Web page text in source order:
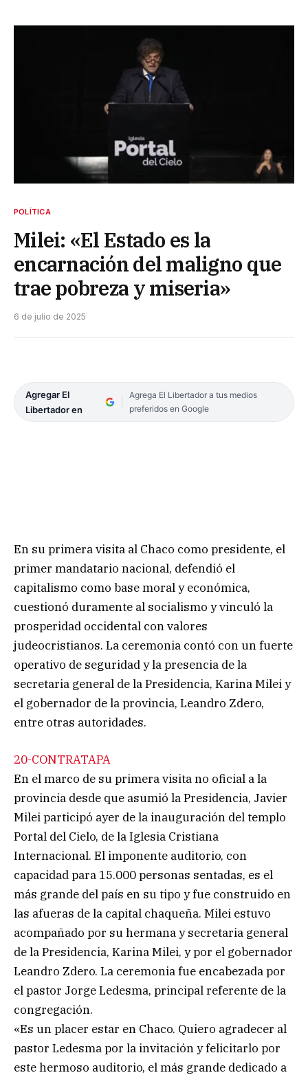
POLÍTICA
Milei: «El Estado es la
encarnación del maligno que
trae pobreza y miseria»
6 de julio de 2025
Agregar El
Libertador en
Agrega El Libertador a tus medios
preferidos en Google
En su primera visita al Chaco como presidente, el
primer mandatario nacional, defendió el
capitalismo como base moral y económica,
cuestionó duramente al socialismo y vinculó la
prosperidad occidental con valores
judeocristianos. La ceremonia contó con un fuerte
operativo de seguridad y la presencia de la
secretaria general de la Presidencia, Karina Milei y
el gobernador de la provincia, Leandro Zdero,
entre otras autoridades.
20-CONTRATAPA
En el marco de su primera visita no oficial a la
provincia desde que asumió la Presidencia, Javier
Milei participó ayer de la inauguración del templo
Portal del Cielo, de la Iglesia Cristiana
Internacional. El imponente auditorio, con
capacidad para 15.000 personas sentadas, es el
más grande del país en su tipo y fue construido en
las afueras de la capital chaqueña. Milei estuvo
acompañado por su hermana y secretaria general
de la Presidencia, Karina Milei, y por el gobernador
Leandro Zdero. La ceremonia fue encabezada por
el pastor Jorge Ledesma, principal referente de la
congregación.
«Es un placer estar en Chaco. Quiero agradecer al
pastor Ledesma por la invitación y felicitarlo por
este hermoso auditorio, el más grande dedicado a